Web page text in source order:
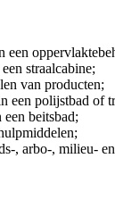
een
straalcabine;
van producten;
een polijstbad of
beitsbad;
, arbo-, milieu-